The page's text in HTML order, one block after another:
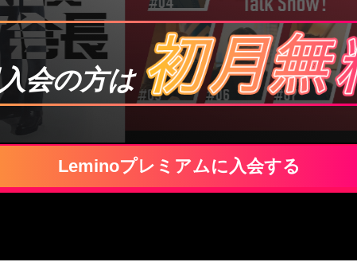
会の方は
Leminoプレミアムに入会する